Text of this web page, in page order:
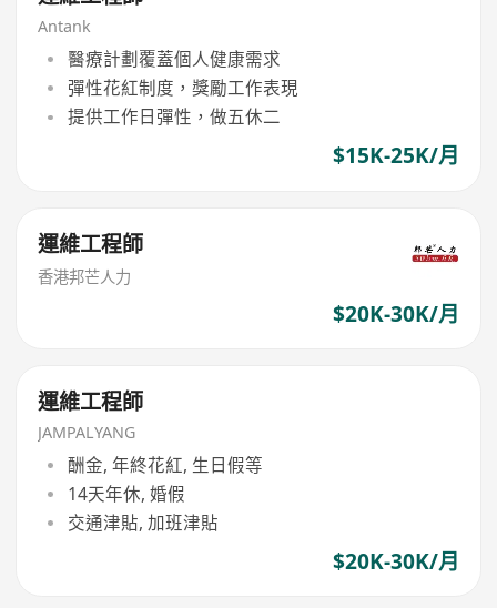
Antank
醫療計劃覆蓋個人健康需求
彈性花紅制度，獎勵工作表現
提供工作日彈性，做五休二
$15K-25K/月
運維工程師
香港邦芒人力
$20K-30K/月
運維工程師
JAMPALYANG
酬金, 年終花紅, 生日假等
14天年休, 婚假
交通津貼, 加班津貼
$20K-30K/月